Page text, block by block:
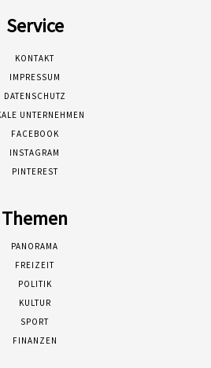
Service
KONTAKT
IMPRESSUM
DATENSCHUTZ
UNTERNEHMEN
FACEBOOK
INSTAGRAM
PINTEREST
Themen
PANORAMA
FREIZEIT
POLITIK
KULTUR
SPORT
FINANZEN